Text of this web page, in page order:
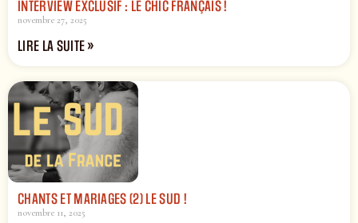
INTERVIEW EXCLUSIF : LE CHIC FRANÇAIS !
novembre 27, 2025
LIRE LA SUITE »
CHANTS ET MARIAGES (2) LE SUD !
novembre 11, 2025